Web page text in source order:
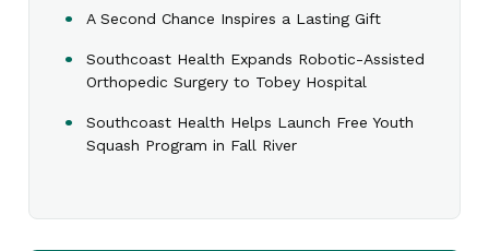
A Second Chance Inspires a Lasting Gift
Southcoast Health Expands Robotic-Assisted
Orthopedic Surgery to Tobey Hospital
Southcoast Health Helps Launch Free Youth
Squash Program in Fall River